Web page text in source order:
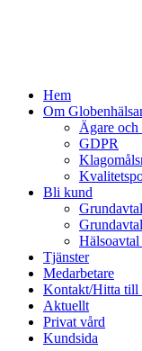
Hem
Om
Ägare och
GDPR
Bli kund
Grundavtal
Tjänster
Medarbetare
Kontakt/Hitta till
Aktuellt
Privat vård
Kundsida